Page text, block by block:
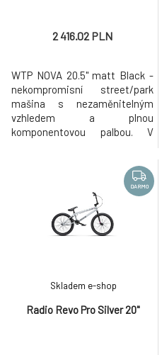
2 416.02 PLN
WTP NOVA 20.5" matt Black -
nekompromisní street/park
mašina s nezaměnitelným
vzhledem a plnou
komponentovou palbou. V
model pro začátečníky s
názvem We The People Nova.
WTP Nova 2021 nabízí lehký
rám s nově upravou geometrií
dle nejnovějších trendů, tedy s
DARMO
Radio Revo Pro Silver 20"
Skladem e-shop